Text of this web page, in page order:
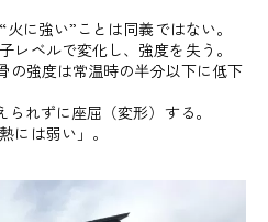
に強い”ことは同義ではない。
レベルで変化し、強度を失う。
強度は常温時の半分以下に低下
れずに座屈（変形）する。
には弱い」。